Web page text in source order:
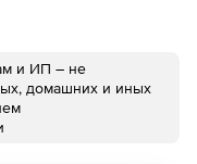
и ИП – не
домашних и иных